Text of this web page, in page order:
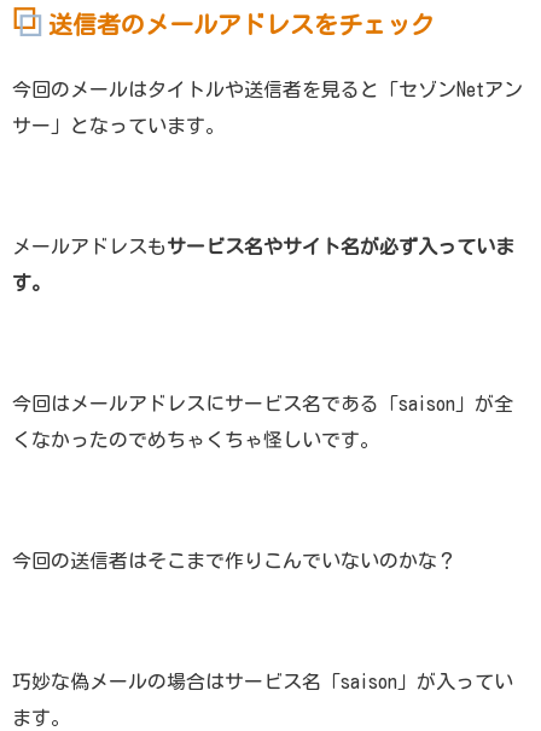
送信者のメールアドレスをチェック
今回のメールはタイトルや送信者を見ると「セゾンNetアン
サー」となっています。
メールアドレスもサービス名やサイト名が必ず入っていま
す。
今回はメールアドレスにサービス名である「saison」が全
くなかったのでめちゃくちゃ怪しいです。
今回の送信者はそこまで作りこんでいないのかな？
巧妙な偽メールの場合はサービス名「saison」が入ってい
ます。